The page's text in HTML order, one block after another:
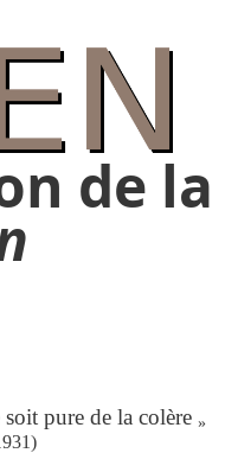
de la
pure de la colère »